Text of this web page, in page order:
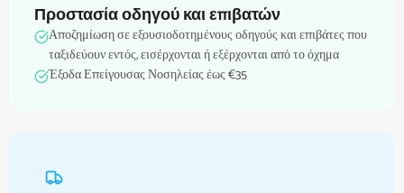
Προστασία οδηγού και επιβατών
Αποζημίωση σε εξουσιοδοτημένους οδηγούς και επιβάτες που
ταξιδεύουν εντός, εισέρχονται ή εξέρχονται από το όχημα
Έξοδα Επείγουσας Νοσηλείας έως €35